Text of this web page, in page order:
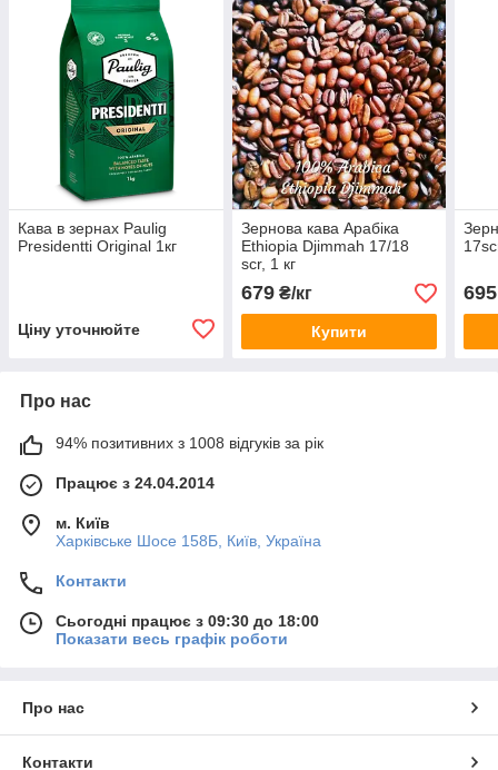
Кава в зернах Paulig
Presidentti Original 1кг
Ціну уточнюйте
Зернова кава Арабіка
Ethiopia Djimmah 17/18
scr, 1 кг
679₴/кг
Купити
695
Про нас
94% позитивних з 1008 відгуків за рік
Працює з 24.04.2014
м. Київ
Харківське Шосе 158Б, Київ, Україна
Контакти
Сьогодні працює з 09:30 до 18:00
Показати весь графік роботи
Про нас
Контакти